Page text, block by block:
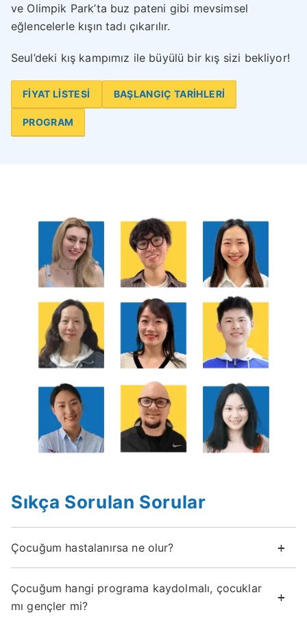
ve Olimpik Park’ta buz pateni gibi mevsimsel
eğlencelerle kışın tadı çıkarılır.
Seul’deki kış kampımız ile büyülü bir kış sizi bekliyor!
FİYAT LİSTESİ BAŞLANGIÇ TARİHLERİ
PROGRAM
Sıkça Sorulan Sorular
Çocuğum hastalanırsa ne olur?
Çocuğum hangi programa kaydolmalı, çocuklar
mı gençler mi?